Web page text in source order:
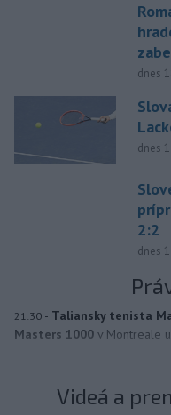
dnes
dnes
2:2
dnes
21:30 - Taliansky tenista
Masters 1000 v Montreale
Videá a